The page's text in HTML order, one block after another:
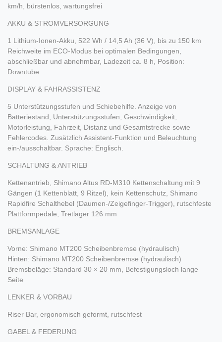
km/h, bürstenlos, wartungsfrei
AKKU & STROMVERSORGUNG
1 Lithium-Ionen-Akku, 522 Wh / 14,5 Ah (36 V), bis zu 150 km
Reichweite im ECO-Modus bei optimalen Bedingungen,
abschließbar und abnehmbar, Ladezeit ca. 8 h, Position:
Downtube
DISPLAY & FAHRASSISTENZ
5 Unterstützungsstufen und Schiebehilfe. Anzeige von
Batteriestand, Unterstützungsstufen, Geschwindigkeit,
Motorleistung, Fahrzeit, Distanz und Gesamtstrecke sowie
Fehlercodes. Zusätzlich Assistent-Funktion und Beleuchtung
ein-/ausschaltbar. Sprache: Englisch.
SCHALTUNG & ANTRIEB
Kettenantrieb, Shimano Altus RD-M310 Kettenschaltung mit 9
Gängen (1 Kettenblatt, 9 Ritzel), kein Kettenschutz, Shimano
Rapidfire Schalthebel (Daumen-/Zeigefinger-Trigger), rutschfeste
Plattformpedale, Tretlager 126 mm
BREMSANLAGE
Vorne: Shimano MT200 Scheibenbremse (hydraulisch)
Hinten: Shimano MT200 Scheibenbremse (hydraulisch)
Bremsbeläge: Standard 30 × 20 mm, Befestigungsloch lange
Seite
LENKER & VORBAU
Riser Bar, ergonomisch geformt, rutschfest
GABEL & FEDERUNG